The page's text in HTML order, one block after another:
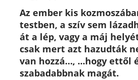
Az ember kis
testben, a szív sem
át a lép, vagy a máj
csak mert azt hazudták
van hozzá…, ...hogy ettől
szabadabbnak magát.